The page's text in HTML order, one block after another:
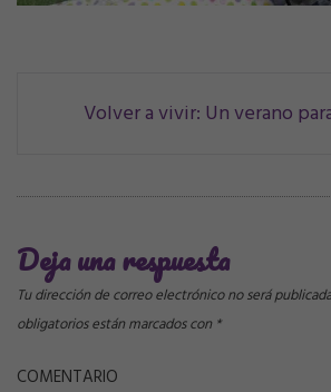
Navegación
correos
Volver a vivir: Un verano
Deja una respuesta
Tu dirección de correo electrónico no será
obligatorios están marcados con *
COMENTARIO